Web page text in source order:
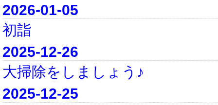
2026-01-05
初詣
2025-12-26
大掃除をしましょう♪
2025-12-25